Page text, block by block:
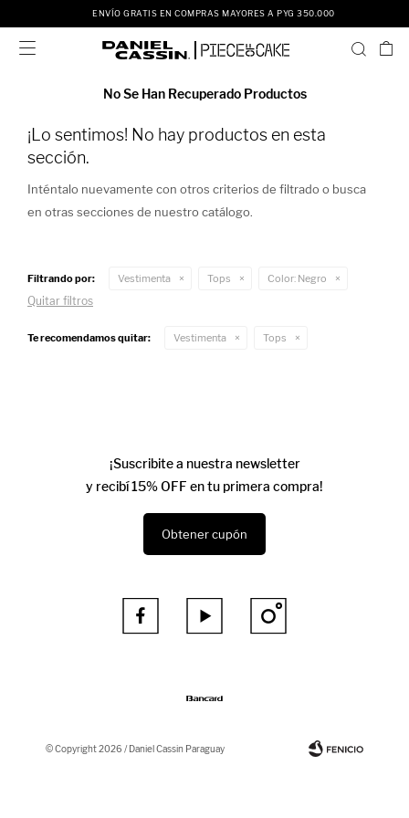
ENVÍO GRATIS EN COMPRAS MAYORES A PYG 350.000

No Se Han Recuperado Productos
¡Lo sentimos! No hay productos en esta
sección.
Inténtalo nuevamente con otros criterios de filtrado o busca
en otras secciones de nuestro catálogo.
Filtrando por: Vestimenta Tops Color: Negro
Quitar filtros
Te recomendamos quitar: Vestimenta Tops
¡Suscribite a nuestra newsletter
y recibí 15% OFF en tu primera compra!
Obtener cupón
  
© Copyright 2026 / Daniel Cassin Paraguay